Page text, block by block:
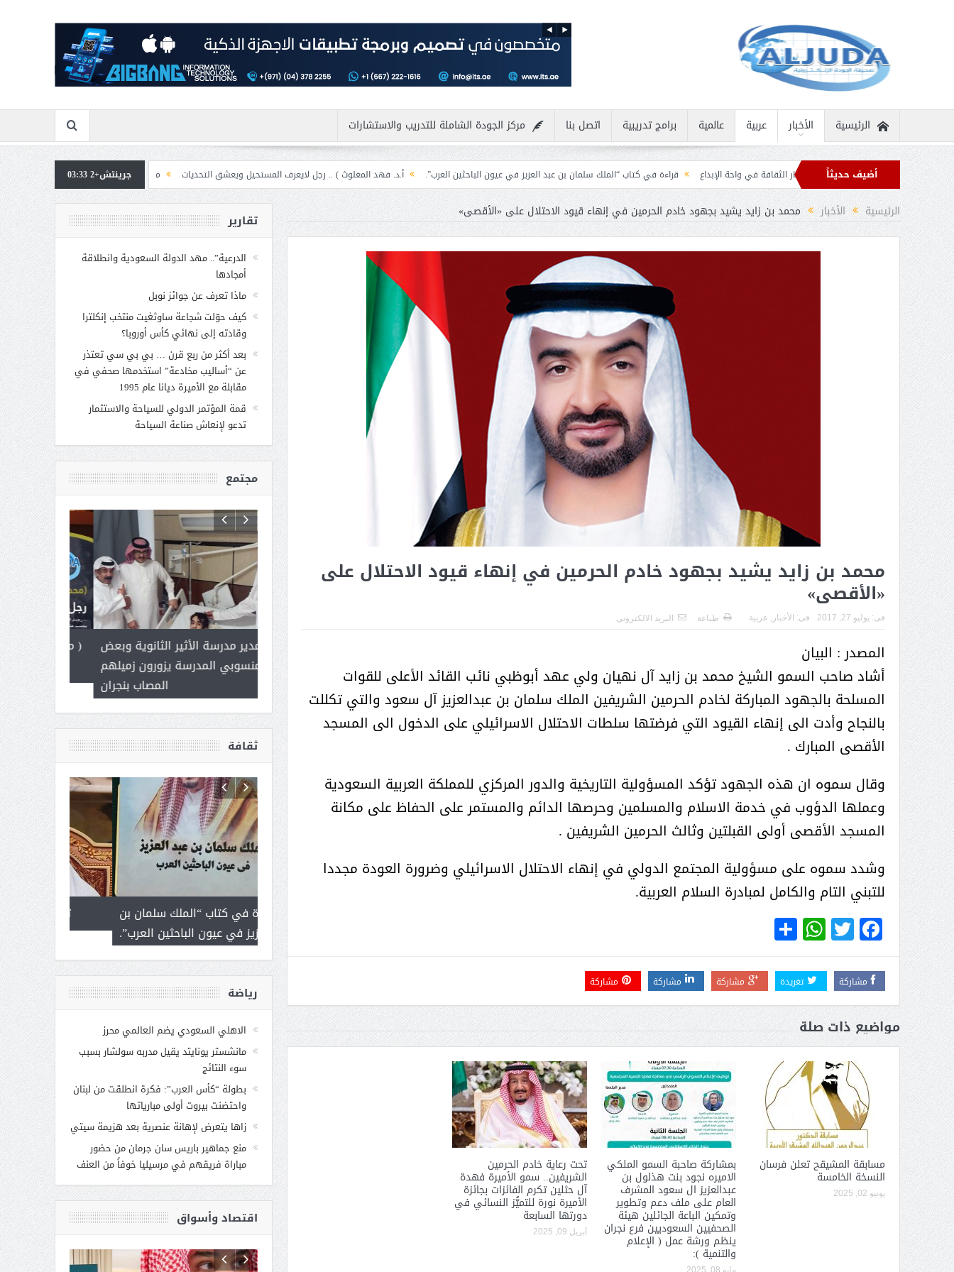
الرئيسية الأخبار عربية عالمية برامج تدريبية اتصل بنا مركز الجودة الشاملة للتدريب والاستشارات
أضيف حديثاً نادرة ثمار الثقافة في واحة الإبداع قراءة في كتاب “الملك سلمان بن عبد العزيز في عيون الباحثين العرب”. أ.د. فهد المغلوث ) .. رجل لايعرف المستحيل ويعشق التحديات مسابقة المشيقح تعلن فرسان النسخة الخامسة
بمشاركة
برقيات تهنئة من قادة الدول الإسلامية بمناسبة عيد الفطر
جرينتش+2 03:33
الرئيسية الأخبار محمد بن زايد يشيد بجهود خادم الحرمين في إنهاء قيود الاحتلال على «الأقصى»
محمد بن زايد يشيد بجهود خادم الحرمين في إنهاء قيود الاحتلال على
«الأقصى»
فى: يوليو 27, 2017 فى: الأخبار عربية طباعة البريد الالكترونى
المصدر : البيان
أشاد صاحب السمو الشيخ محمد بن زايد آل نهيان ولي عهد أبوظبي نائب القائد الأعلى للقوات
المسلحة بالجهود المباركة لخادم الحرمين الشريفين الملك سلمان بن عبدالعزيز آل سعود والتي تكللت
بالنجاح وأدت الى إنهاء القيود التي فرضتها سلطات الاحتلال الاسرائيلي على الدخول الى المسجد
الأقصى المبارك .
وقال سموه ان هذه الجهود تؤكد المسؤولية التاريخية والدور المركزي للمملكة العربية السعودية
وعملها الدؤوب في خدمة الاسلام والمسلمين وحرصها الدائم والمستمر على الحفاظ على مكانة
المسجد الأقصى أولى القبلتين وثالث الحرمين الشريفين .
وشدد سموه على مسؤولية المجتمع الدولي في إنهاء الاحتلال الاسرائيلي وضرورة العودة مجددا
للتبني التام والكامل لمبادرة السلام العربية.
Facebook
Twitter
WhatsApp
مشاركة تغريدة مشاركة مشاركة مشاركة
مواضيع ذات صلة
مسابقة المشيقح تعلن فرسان
النسخة الخامسة
يونيو 02, 2025
بمشاركة صاحبة السمو الملكي
الاميره نجود بنت هذلول بن
عبدالعزيز ال سعود المشرف
العام على ملف دعم وتطوير
وتمكين الباعة الجائلين هيئة
الصحفيين السعوديين فرع نجران
ينظم ورشة عمل ( الإعلام
والتنمية ):
مايو 08, 2025
تحت رعاية خادم الحرمين
الشريفين.. سمو الأميرة فهدة
آل حثلين تكرم الفائزات بجائزة
الأميرة نورة للتميُّز النسائي في
دورتها السابعة
أبريل 09, 2025
تقارير
الدرعية”.. مهد الدولة السعودية وانطلاقة
أمجادها
ماذا تعرف عن جوائز نوبل
كيف حوّلت شجاعة ساوثغيت منتخب إنكلترا
وقادته إلى نهائي كأس أوروبا؟
بعد أكثر من ربع قرن … بي بي سي تعتذر
عن “أساليب مخادعة” استخدمها صحفي في
مقابلة مع الأميرة ديانا عام 1995
قمة المؤتمر الدولي للسياحة والاستثمار
تدعو لإنعاش صناعة السياحة
مجتمع
( محمد
مدير مدرسة الأثير الثانوية وبعض
منسوبي المدرسة يزورون زميلهم
المصاب بنجران
الأميرة (نجود بنت هذلول ) .. ميراث
العطاء
( محمد عوضه البريدي) .. رجل أعمال
بمواصفات إنسانية نادرة
ثقافة
قراءة في كتاب “الملك سلمان بن
عبد العزيز في عيون الباحثين العرب”.
أ.د. فهد المغلوث ) .. رجل لايعرف
المستحيل ويعشق التحديات
بمشاركة صاحبة السمو الملكي
على ملف دعم وتطوير وتمكين
الباعة الجائلين هيئة الصحفيين
السعوديين فرع نجران ينظم ورشة
عمل ( الإعلام والتنمية ):
الثقافة في واحة الإبداع
رياضة
الاهلي السعودي يضم العالمي محرز
مانشستر يونايتد يقيل مدربه سولشار بسبب
سوء النتائج
بطولة “كأس العرب”: فكرة انطلقت من لبنان
واحتضنت بيروت أولى مبارياتها
زاها يتعرض لإهانة عنصرية بعد هزيمة سيتي
منع جماهير باريس سان جرمان من حضور
مباراة فريقهم في مرسيليا خوفاً من العنف
اقتصاد وأسواق